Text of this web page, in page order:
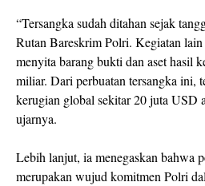
“Tersangka sudah ditahan sejak
Rutan Bareskrim Polri. Kegiatan
menyita barang bukti dan aset hasil
miliar. Dari perbuatan tersangka ini,
kerugian global sekitar 20 juta USD
ujarnya.
Lebih lanjut, ia menegaskan bahwa
merupakan wujud komitmen Polri